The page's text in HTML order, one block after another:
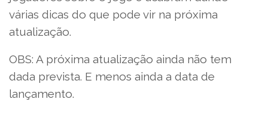
várias dicas do que pode vir na próxima
atualização.
OBS: A próxima atualização ainda não tem
dada prevista. E menos ainda a data de
lançamento.